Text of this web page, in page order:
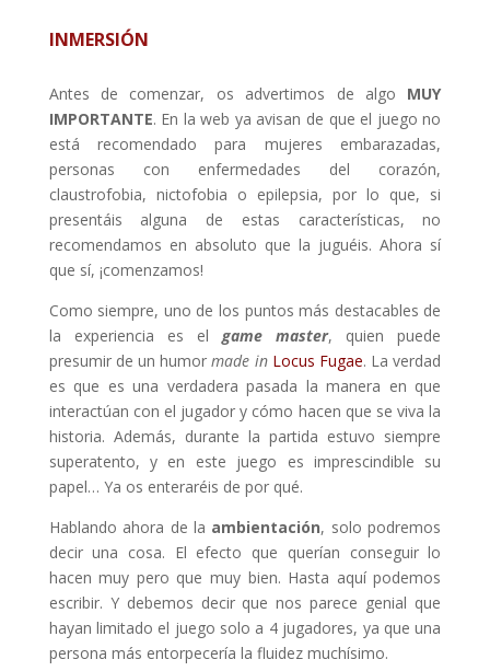
INMERSIÓN
Antes de comenzar, os advertimos de algo MUY
IMPORTANTE. En la web ya avisan de que el juego no
está recomendado para mujeres embarazadas,
personas con enfermedades del corazón,
claustrofobia, nictofobia o epilepsia, por lo que, si
presentáis alguna de estas características, no
recomendamos en absoluto que la juguéis. Ahora sí
que sí, ¡comenzamos!
Como siempre, uno de los puntos más destacables de
la experiencia es elgame master, quien puede
presumir de un humormade in Locus Fugae. La verdad
es que es una verdadera pasada la manera en que
interactúan con el jugador y cómo hacen que se viva la
historia. Además, durante la partida estuvo siempre
superatento, y en este juego es imprescindible su
papel… Ya os enteraréis de por qué.
Hablando ahora de la ambientación, solo podremos
decir una cosa. El efecto que querían conseguir lo
hacen muy pero que muy bien. Hasta aquí podemos
escribir. Y debemos decir que nos parece genial que
hayan limitado el juego solo a 4 jugadores, ya que una
persona más entorpecería la fluidez muchísimo.